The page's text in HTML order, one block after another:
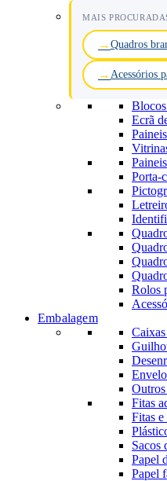
MAIS
Quadros
Acessórios
Ecrã
Paineis
Porta-
Rolos
Embalagem
Outros
Fitas
Fitas e
Sacos
Papel
Papel